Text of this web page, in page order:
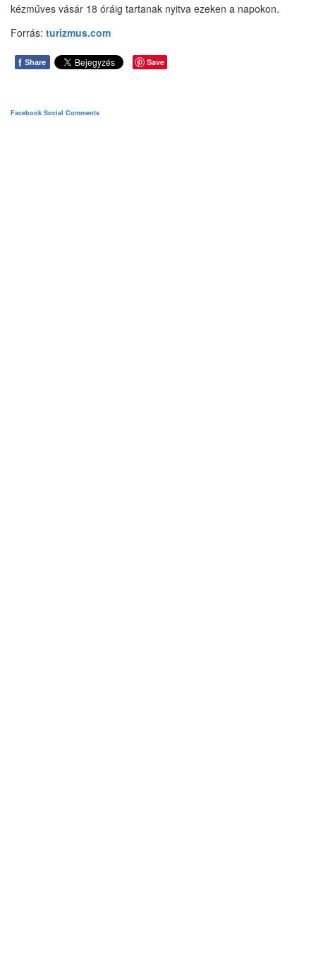
kézműves vásár 18 óráig tartanak nyitva ezeken a napokon.
Forrás: turizmus.com
f Share Save
Facebook Social Comments